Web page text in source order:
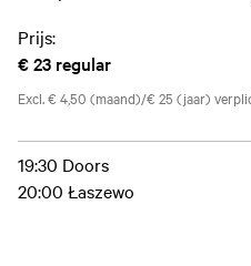
Prijs:
€ 23 regular
Excl. € 4,50 (maand)/€ 25 (jaar)
19:30 Doors
20:00 Łaszewo